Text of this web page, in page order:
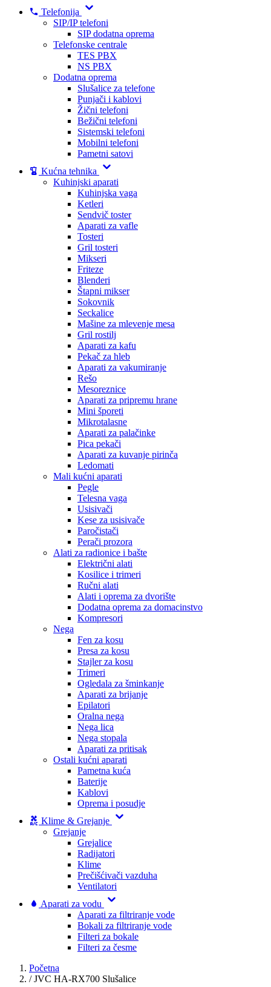
Telefonija
SIP/IP telefoni
SIP dodatna oprema
Telefonske centrale
TES PBX
NS PBX
Dodatna oprema
Slušalice za telefone
Punjači i kablovi
Žični telefoni
Bežični telefoni
Sistemski telefoni
Mobilni telefoni
Pametni satovi
Kućna tehnika
Kuhinjski aparati
Kuhinjska vaga
Ketleri
Sendvič toster
Aparati za vafle
Tosteri
Gril tosteri
Mikseri
Friteze
Blenderi
Štapni mikser
Sokovnik
Seckalice
Mašine za mlevenje mesa
Gril rostilj
Aparati za kafu
Pekač za hleb
Aparati za vakumiranje
Rešo
Mesoreznice
Aparati za pripremu hrane
Mini šporeti
Mikrotalasne
Aparati za palačinke
Pica pekači
Aparati za kuvanje pirinča
Ledomati
Mali kućni aparati
Pegle
Telesna vaga
Usisivači
Kese za usisivače
Paročistači
Perači prozora
Alati za radionice i bašte
Električni alati
Kosilice i trimeri
Ručni alati
Alati i oprema za dvorište
Dodatna oprema za domacinstvo
Kompresori
Nega
Fen za kosu
Presa za kosu
Stajler za kosu
Trimeri
Ogledala za šminkanje
Aparati za brijanje
Epilatori
Oralna nega
Nega lica
Nega stopala
Aparati za pritisak
Ostali kućni aparati
Pametna kuća
Baterije
Kablovi
Oprema i posudje
Klime & Grejanje
Grejanje
Grejalice
Radijatori
Klime
Prečišćivači vazduha
Ventilatori
Aparati za vodu
Aparati za filtriranje vode
Bokali za filtriranje vode
Filteri za bokale
Filteri za česme
Početna
/ JVC HA-RX700 Slušalice